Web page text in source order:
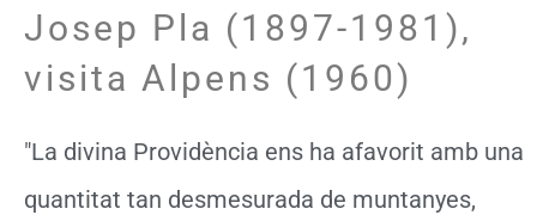
Josep Pla (1897-1981),
visita Alpens (1960)
"La divina Providència ens ha afavorit amb una
quantitat tan desmesurada de muntanyes,